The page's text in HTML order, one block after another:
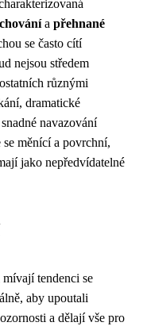
a přehnané
se často cítí
nejsou středem
různými
dramatické
navazování
měnící a povrchní,
jako nepředvídatelné
tendenci se
aby upoutali
a dělají vše pro